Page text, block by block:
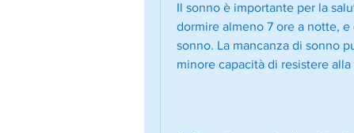
Il sonno è importante per la
dormire almeno 7 ore a notte,
sonno. La mancanza di sonno
minore capacità di resistere